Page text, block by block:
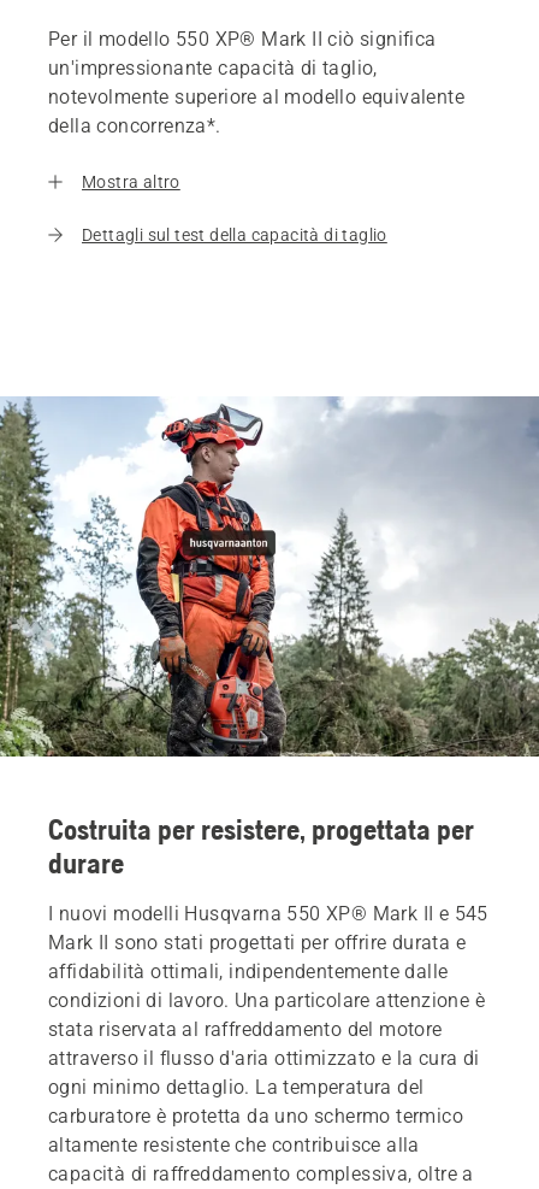
Per il modello 550 XP® Mark II ciò significa
un'impressionante capacità di taglio,
notevolmente superiore al modello equivalente
della concorrenza*.
Mostra altro
Dettagli sul test della capacità di taglio
Costruita per resistere, progettata per
durare
I nuovi modelli Husqvarna 550 XP® Mark II e 545
Mark II sono stati progettati per offrire durata e
affidabilità ottimali, indipendentemente dalle
condizioni di lavoro. Una particolare attenzione è
stata riservata al raffreddamento del motore
attraverso il flusso d'aria ottimizzato e la cura di
ogni minimo dettaglio. La temperatura del
carburatore è protetta da uno schermo termico
altamente resistente che contribuisce alla
capacità di raffreddamento complessiva, oltre a